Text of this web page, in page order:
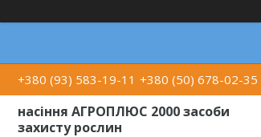
+380 (93) 583-19-11 +380 (50) 678-02-35
насіння АГРОПЛЮС 2000 засоби
захисту рослин